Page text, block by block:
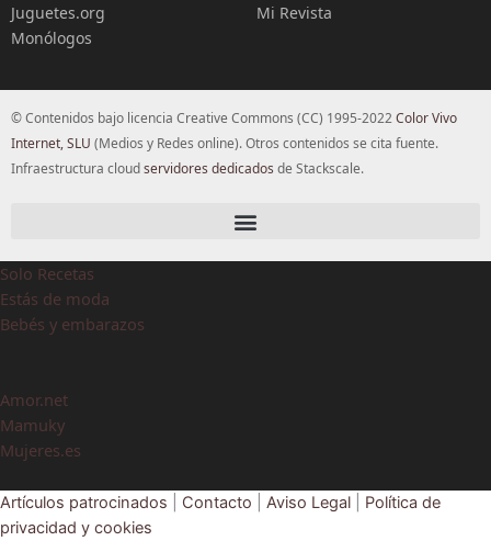
Juguetes.org
Monólogos
Mi Revista
© Contenidos bajo licencia Creative Commons (CC) 1995-2022Color Vivo
Internet, SLU (Medios y Redes online). Otros contenidos se cita fuente.
Infraestructura cloudservidores dedicados de Stackscale.
Solo Recetas
Estás de moda
Bebés y embarazos
Amor.net
Mamuky
Mujeres.es
Artículos patrocinados Contacto Aviso Legal
Política de
privacidad y cookies